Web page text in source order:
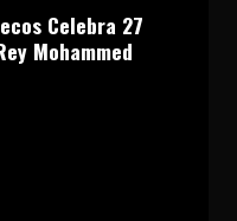
Celebra 27
Mohammed